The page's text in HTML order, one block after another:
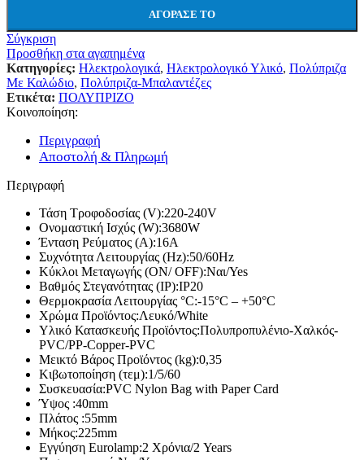
ΑΓΌΡΑΣΕ ΤΟ
Σύγκριση
Προσθήκη στα αγαπημένα
Κατηγορίες: Ηλεκτρολογικά, Ηλεκτρολογικό Υλικό, Πολύπριζα
Με Καλώδιο, Πολύπριζα-Μπαλαντέζες
Ετικέτα: ΠΟΛΥΠΡΙΖΟ
Κοινοποίηση:
Περιγραφή
Αποστολή & Πληρωμή
Περιγραφή
Τάση Τροφοδοσίας (V):220-240V
Ονομαστική Ισχύς (W):3680W
Ένταση Ρεύματος (Α):16A
Συχνότητα Λειτουργίας (Hz):50/60Hz
Κύκλοι Μεταγωγής (ON/ OFF):Ναι/Yes
Βαθμός Στεγανότητας (IP):IP20
Θερμοκρασία Λειτουργίας °C:-15°C – +50°C
Χρώμα Προϊόντος:Λευκό/White
Υλικό Κατασκευής Προϊόντος:Πολυπροπυλένιο-Χαλκός-
PVC/PP-Copper-PVC
Μεικτό Βάρος Προϊόντος (kg):0,35
Κιβωτοποίηση (τεμ):1/5/60
Συσκευασία:PVC Nylon Bag with Paper Card
Ύψος :40mm
Πλάτος :55mm
Μήκος:225mm
Εγγύηση Eurolamp:2 Χρόνια/2 Years